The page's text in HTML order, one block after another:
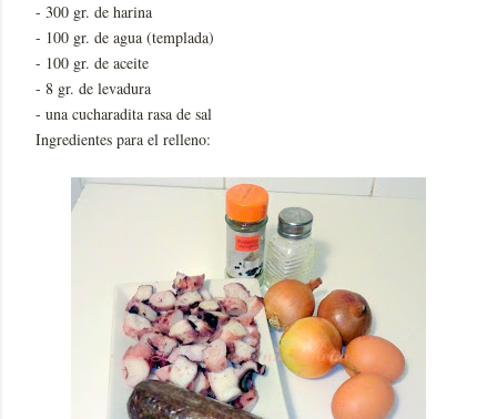
- 300 gr. de harina
- 100 gr. de agua (templada)
- 100 gr. de aceite
- 8 gr. de levadura
- una cucharadita rasa de sal
Ingredientes para el relleno: